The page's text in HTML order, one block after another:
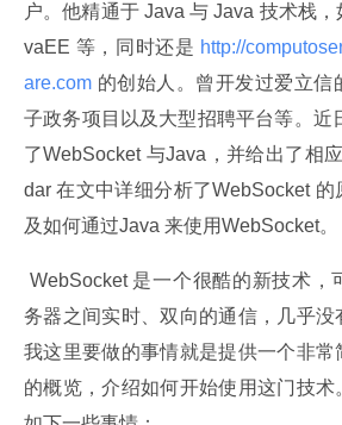
户。他精通于 Java 与 Java 技术栈
vaEE 等，同时还是 http://
are.com 的创始人。曾开发过爱立信
子政务项目以及大型招聘平台等。近
了WebSocket 与Java，并给出了相
dar 在文中详细分析了WebSocket 的
及如何通过Java 来使用WebSocket。
务器之间实时、双向的通信，几乎没
我这里要做的事情就是提供一个非常
的概览，介绍如何开始使用这门技